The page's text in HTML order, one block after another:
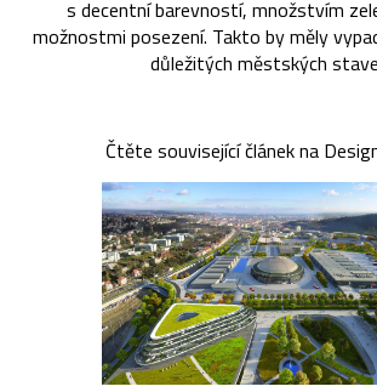
s decentní barevností, množstvím
možnostmi posezení. Takto by měly
důležitých městských
Čtěte související článek na